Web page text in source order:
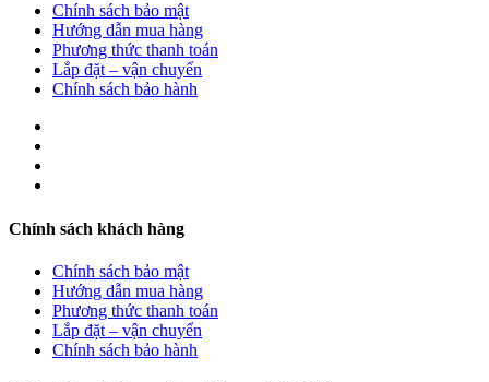
Chính sách bảo mật
Hướng dẫn mua hàng
Phương thức thanh toán
Lắp đặt – vận chuyển
Chính sách bảo hành
Chính sách khách hàng
Chính sách bảo mật
Hướng dẫn mua hàng
Phương thức thanh toán
Lắp đặt – vận chuyển
Chính sách bảo hành